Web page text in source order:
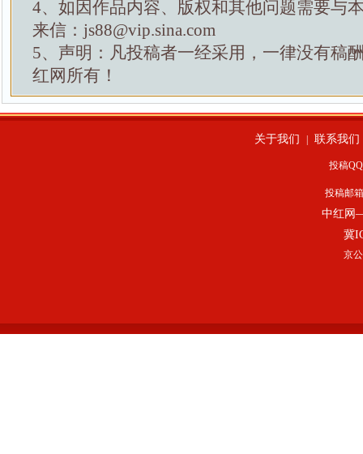
4、如因作品内容、版权和其他问题需要与
来信：js88@vip.sina.com
5、声明：凡投稿者一经采用，一律没有稿
红网所有！
关于我们 联系我们
投稿
投稿邮
中红网
冀
京